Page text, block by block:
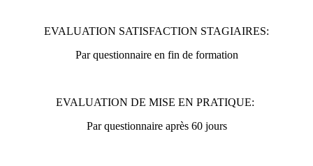
EVALUATION SATISFACTION STAGIAIRES:
Par questionnaire en fin de formation
EVALUATION DE MISE EN PRATIQUE:
Par questionnaire après 60 jours